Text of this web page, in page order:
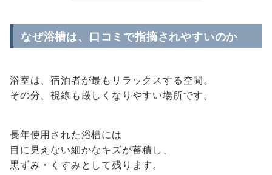
なぜ浴槽は、口コミで指摘されやすいのか
浴室は、宿泊者が最もリラックスする空間。
その分、視線も厳しくなりやすい場所です。
長年使用された浴槽には
目に見えない細かなキズが蓄積し、
黒ずみ・くすみとして残ります。